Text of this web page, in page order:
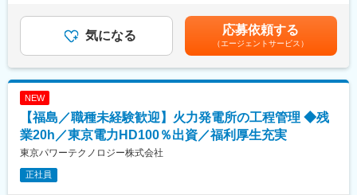
・社内・社外業務比率もほぼ50:50で、室内での事務業務が多いの
も特徴です。
・退職金制度や介護休業制度もあり、働きやすい環境が整ってお
ります。
・各種設計に用いる検討資料の作成、関係機関等の協議に関する
資料作成
・地元説明に関する資料作成、予算要求に関する資料作成、業務
の入札契約手続きに関する補助業務 など
1.予算関連資料：工事費の積算結果や予算要求書
2.契約関連資料：入札公告、仕様書、契約書案など
3.説明資料：地元説明会や議会報告用のプレゼン資料
4.進捗管理資料：工事の進捗状況や工程表
5.報告書：品質管理報告、監督状況報告など
＞■昇給：年1回（7月）■賞与：年2回（6月、12月）※正社員移行
前は毎月手当として支給（年間で見た受給金額に影響が出ないよ
う考慮あり）賃金はあくまでも目安の金額であり、選考を通じて
上下する可能性があります。月給(月額)は固定手当を含めた表記で
す。
気になる 応募依頼する
（エージェントサービス）
NEW
【福島／職種未経験歓迎】火力発電所の工程管理 ◆残
業20h／東京電力HD100％出資／福利厚生充実
東京パワーテクノロジー株式会社
正社員